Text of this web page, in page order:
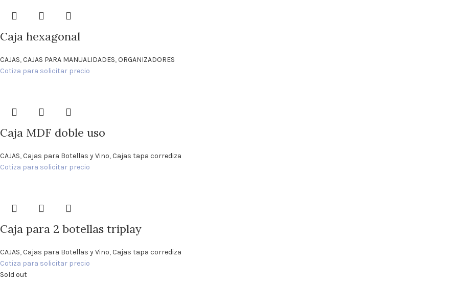
Caja hexagonal
CAJAS,CAJAS PARA MANUALIDADES,ORGANIZADORES
Cotiza para solicitar precio
Caja MDF doble uso
CAJAS,Cajas para Botellas y Vino,Cajas tapa corrediza
Cotiza para solicitar precio
Caja para 2 botellas triplay
CAJAS,Cajas para Botellas y Vino,Cajas tapa corrediza
Cotiza para solicitar precio
Sold out